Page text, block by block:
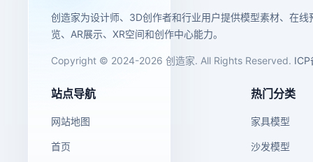
创造家为设计师、3D创作者和行业用户提供模型素材、在线
览、AR展示、XR空间和创作中心能力。
Copyright © 2024-2026 创造家. All Rights Reserved. ICP
站点导航
网站地图
首页
热门分类
家具模型
沙发模型